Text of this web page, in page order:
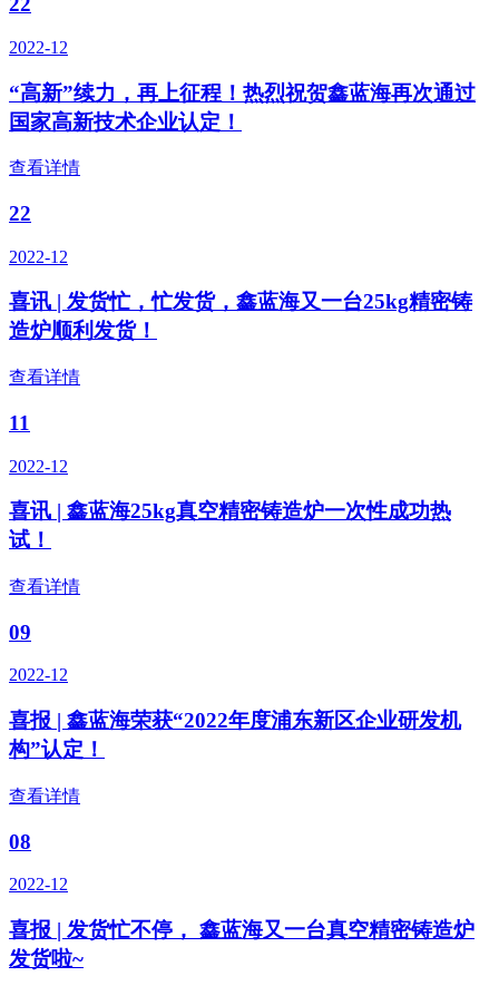
2022-12
“高新”续力，再上征程！热烈祝贺鑫蓝海再次通过
国家高新技术企业认定！
查看详情
22
2022-12
喜讯 | 发货忙，忙发货，鑫蓝海又一台25kg精密铸
造炉顺利发货！
查看详情
11
2022-12
喜讯 | 鑫蓝海25kg真空精密铸造炉一次性成功热
试！
查看详情
09
2022-12
喜报 | 鑫蓝海荣获“2022年度浦东新区企业研发机
构”认定！
查看详情
08
2022-12
喜报 | 发货忙不停， 鑫蓝海又一台真空精密铸造炉
发货啦~